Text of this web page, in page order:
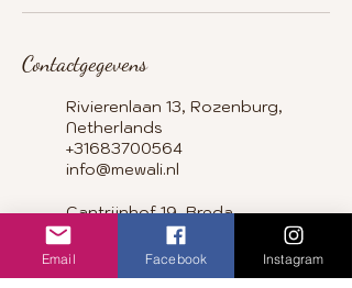
Contactgegevens
Rivierenlaan 13, Rozenburg,
Netherlands
+31683700564
info@mewali.nl
Cantrijnhof 19, Breda,
Netherlands
+31620127453
info@mewali.nl
Email Facebook Instagram